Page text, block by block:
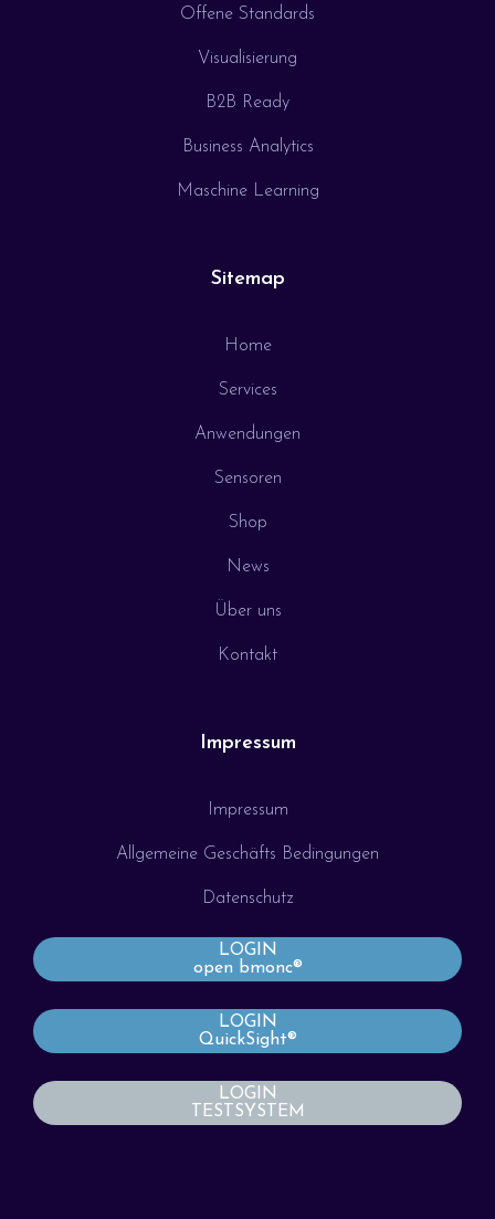
Offene Standards
Visualisierung
B2B Ready
Business Analytics
Maschine Learning
Sitemap
Home
Services
Anwendungen
Sensoren
Shop
News
Über uns
Kontakt
Impressum
Impressum
Allgemeine Geschäfts Bedingungen
Datenschutz
LOGIN
open bmonc®
LOGIN
QuickSight®
LOGIN
TESTSYSTEM